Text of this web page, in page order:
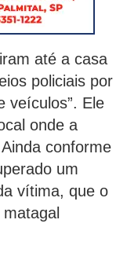
até a casa
policiais por
veículos”. Ele
onde a
conforme
um
vítima, que o